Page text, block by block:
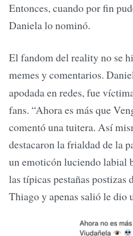
Entonces, cuando por fin
Daniela lo nominó.
El fandom del reality no se
memes y comentarios.
apodada en redes, fue
fans. “Ahora es más que
comentó una tuitera. Así
destacaron la frialdad de la
un emoticón luciendo labial
las típicas pestañas postizas
Thiago y apenas salió le dio